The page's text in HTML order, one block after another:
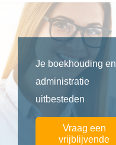
Je boekhouding en
administratie
uitbesteden
Vraag een
vrijblijvende